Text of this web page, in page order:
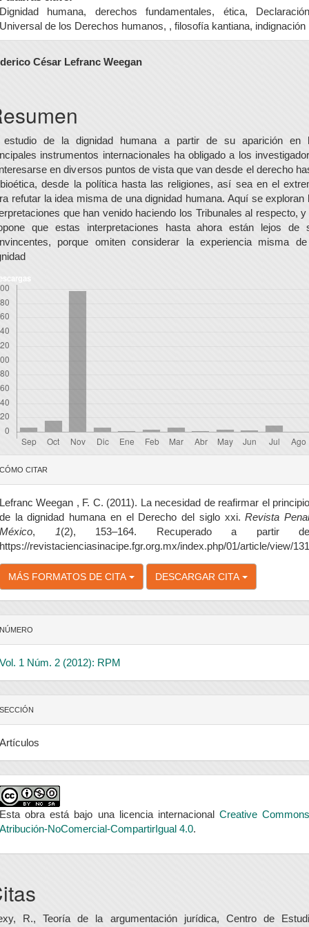
Dignidad humana, derechos fundamentales, ética, Declaración
Universal de los Derechos humanos, , filosofía kantiana, indignación
César Lefranc Weegan
estudio de la dignidad humana a partir de su aparición en
instrumentos internacionales ha obligado a los
en diversos puntos de vista que van desde el derecho
desde la política hasta las religiones, así sea en el
refutar la idea misma de una dignidad humana. Aquí se exploran
que han venido haciendo los Tribunales al respecto,
que estas interpretaciones hasta ahora están lejos de
porque omiten considerar la experiencia misma
CÓMO CITAR
Lefranc Weegan , F. C. (2011). La necesidad de reafirmar el principio
de la dignidad humana en el Derecho del siglo xxi.Revista
México, 1(2), 153–164. Recuperado a partir de
https://revistacienciasinacipe.fgr.org.mx/index.php/01/article/view/131
MÁS FORMATOS DE CITA DESCARGAR CITA
NÚMERO
Vol. 1 Núm. 2 (2012): RPM
SECCIÓN
Artículos
Esta obra está bajo una licencia internacional Creative Commons
Atribución-NoComercial-CompartirIgual 4.0.
R., Teoría de la argumentación jurídica, Centro de